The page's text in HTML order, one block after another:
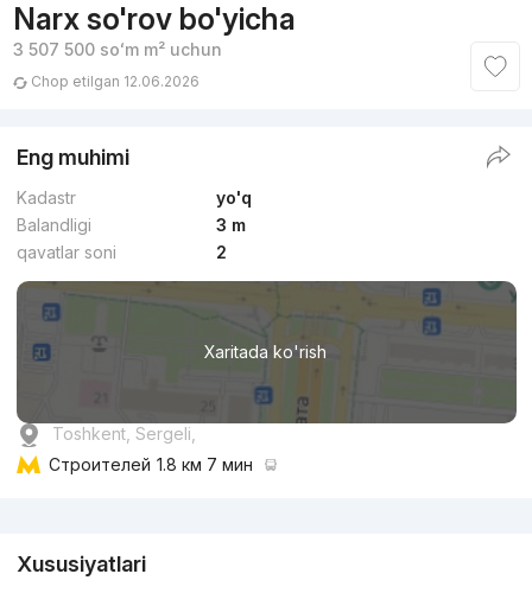
Narx so'rov bo'yicha
3 507 500 soʻmm² uchun
Chop etilgan 12.06.2026
Eng muhimi
Kadastr
yo'q
Balandligi
3 m
qavatlar soni
2
Xaritada ko'rish
Toshkent, Sergeli,
Строителей 1.8 км 7 мин
Xususiyatlari